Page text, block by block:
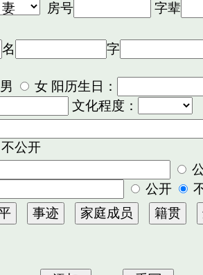
房号
字辈
名
字
男
女 阳历生日：
文化程度：
不公开
公开